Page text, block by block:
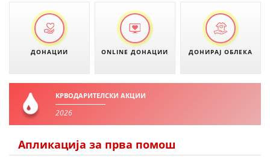
МЕНАЏМЕНТ НА ВОЛОНТЕРИ
ДЕЈСТВУВАЊЕ
ДОНАЦИИ ONLINE ДОНАЦИИ ДОНИРАЈ ОБЛЕКА
КРВОДАРИТЕЛСКИ АКЦИИ
2026
Апликација за прва помош